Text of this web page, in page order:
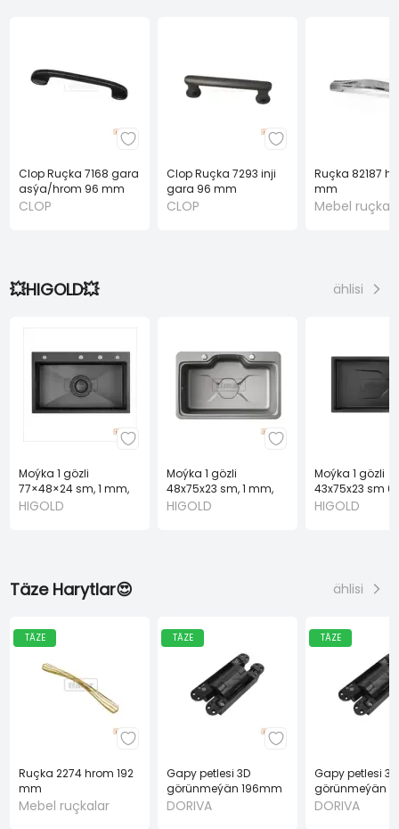
Clop Ruçka 7168 gara
asýa/hrom 96 mm
CLOP
Clop Ruçka 7293 inji
gara 96 mm
CLOP
Ruçka 82187
mm
Mebel
💥HIGOLD💥 ählisi
Moýka 1 gözli
77×48×24 sm, 1 mm,
komplekt gara HIGOLD
HIGOLD
Moýka 1 gözli
48x75x23 sm, 1 mm,
komplekt çal HIGOLD
HIGOLD
Moýka 1 gözli
43x75x23 sm
komplekt gara
HIGOLD
Täze Harytlar😍 ählisi
TÄZE
Ruçka 2274 hrom 192
mm
Mebel ruçkalar
TÄZE
Gapy petlesi 3D
görünmeýän 196mm
gara
DORIVA
TÄZE
Gapy petlesi 3D
görünmeýän
40 KG gara
DORIVA